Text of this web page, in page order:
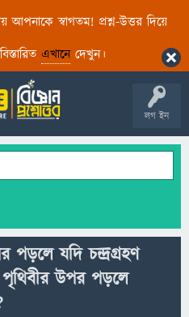
আপনাকে স্বাগতম! প্রশ্ন-উত্তর দিয়ে
এখানেদেখুন।
লগ ইন
পড়লে যদি চন্দ্রগ্রহণ
পৃথিবীর উপর পড়লে